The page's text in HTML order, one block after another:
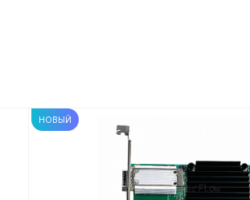
НОВЫЙ